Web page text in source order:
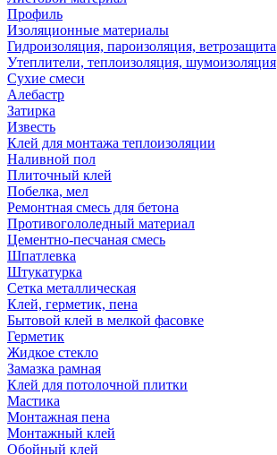
Профиль
Изоляционные материалы
Гидроизоляция, пароизоляция, ветрозащита
Утеплители, теплоизоляция, шумоизоляция
Сухие смеси
Алебастр
Затирка
Известь
Клей для монтажа теплоизоляции
Наливной пол
Плиточный клей
Побелка, мел
Ремонтная смесь для бетона
Противогололедный материал
Цементно-песчаная смесь
Шпатлевка
Штукатурка
Сетка металлическая
Клей, герметик, пена
Бытовой клей в мелкой фасовке
Герметик
Жидкое стекло
Замазка рамная
Клей для потолочной плитки
Мастика
Монтажная пена
Монтажный клей
Обойный клей